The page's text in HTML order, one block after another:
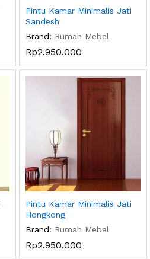
Pintu Kamar Minimalis Jati
Sandesh
Brand: Rumah Mebel
Rp2.950.000
Pintu Kamar Minimalis Jati
Hongkong
Brand: Rumah Mebel
Rp2.950.000